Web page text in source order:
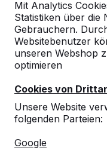
Mit Analytics
Statistiken über die
Gebrauchern.
Websitebenutzer
unseren Webshop
optimieren
Cookies von
Unsere Website
folgenden Parteien:
Google